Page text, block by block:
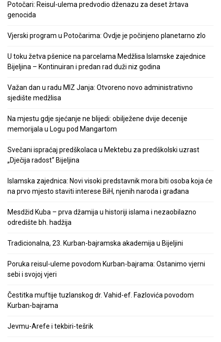
Potočari: Reisul-ulema predvodio dženazu za deset žrtava
genocida
Vjerski program u Potočarima: Ovdje je počinjeno planetarno zlo
U toku žetva pšenice na parcelama Medžlisa Islamske zajednice
Bijeljina – Kontinuiran i predan rad duži niz godina
Važan dan u radu MIZ Janja: Otvoreno novo administrativno
sjedište medžlisa
Na mjestu gdje sjećanje ne blijedi: obilježene dvije decenije
memorijala u Logu pod Mangartom
Svečani ispraćaj predškolaca u Mektebu za predškolski uzrast
„Dječija radost“ Bijeljina
Islamska zajednica: Novi visoki predstavnik mora biti osoba koja će
na prvo mjesto staviti interese BiH, njenih naroda i građana
Mesdžid Kuba – prva džamija u historiji islama i nezaobilazno
odredište bh. hadžija
Tradicionalna, 23. Kurban-bajramska akademija u Bijeljini
Poruka reisul-uleme povodom Kurban-bajrama: Ostanimo vjerni
sebi i svojoj vjeri
Čestitka muftije tuzlanskog dr. Vahid-ef. Fazlovića povodom
Kurban-bajrama
Jevmu-Arefe i tekbiri-tešrik